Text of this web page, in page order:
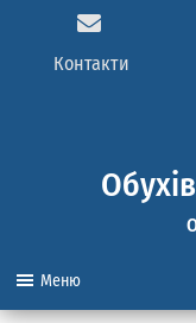
Контакти
Меню